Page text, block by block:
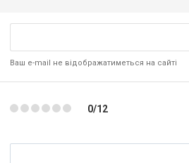
Ваш e-mail не відображатиметься на сайті
0/12